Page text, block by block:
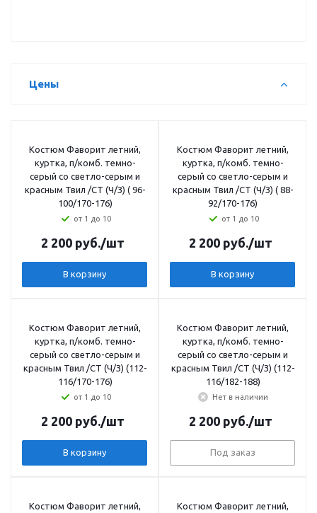
Цены
Костюм Фаворит летний,
куртка, п/комб. темно-
серый со светло-серым и
красным Твил /СТ (Ч/З) ( 96-
100/170-176)
от 1 до 10
2 200руб./шт
В корзину
Костюм Фаворит летний,
куртка, п/комб. темно-
серый со светло-серым и
красным Твил /СТ (Ч/З) ( 88-
92/170-176)
от 1 до 10
2 200руб./шт
В корзину
Костюм Фаворит летний,
куртка, п/комб. темно-
серый со светло-серым и
красным Твил /СТ (Ч/З) (112-
116/170-176)
от 1 до 10
2 200руб./шт
В корзину
Костюм Фаворит летний,
куртка, п/комб. темно-
серый со светло-серым и
красным Твил /СТ (Ч/З) (112-
116/182-188)
Нет в наличии
2 200руб./шт
Под заказ
Костюм Фаворит летний,
Костюм Фаворит летний,